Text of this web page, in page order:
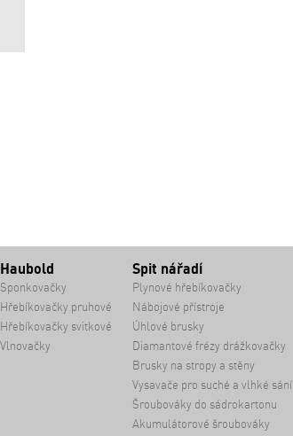
Haubold
Sponkovačky
Hřebíkovačky pruhové
Hřebíkovačky svitkové
Vlnovačky
Spit nářadí
Plynové hřebíkovačky
Nábojové přístroje
Úhlové brusky
Diamantové frézy drážkovačky
Brusky na stropy a stěny
Vysavače pro suché a vlhké sání
Šroubováky do sádrokartonu
Akumulátorové šroubováky